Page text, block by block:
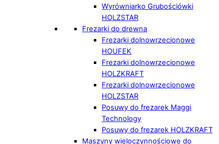
Wyrówniarko Grubościówki
HOLZSTAR
Frezarki do drewna
Frezarki dolnowrzecionowe
HOUFEK
Frezarki dolnowrzecionowe
HOLZKRAFT
Frezarki dolnowrzecionowe
HOLZSTAR
Posuwy do frezarek Maggi
Technology
Posuwy do frezarek HOLZKRAFT
Maszyny wieloczynnościowe do